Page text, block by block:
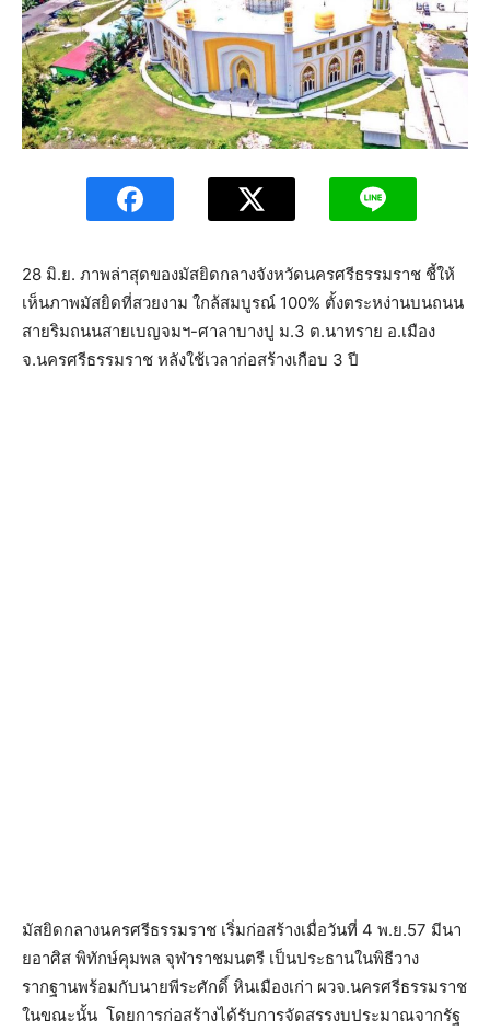
28 มิ.ย. ภาพล่าสุดของมัสยิดกลางจังหวัดนครศรีธรรมราช ชี้ให้
เห็นภาพมัสยิดที่สวยงาม ใกล้สมบูรณ์ 100% ตั้งตระหง่านบนถนน
สายริมถนนสายเบญจมฯ-ศาลาบางปู ม.3 ต.นาทราย อ.เมือง
จ.นครศรีธรรมราช หลังใช้เวลาก่อสร้างเกือบ 3 ปี
มัสยิดกลางนครศรีธรรมราช เริ่มก่อสร้างเมื่อวันที่ 4 พ.ย.57 มีนา
ยอาศิส พิทักษ์คุมพล จุฬาราชมนตรี เป็นประธานในพิธีวาง
รากฐานพร้อมกับนายพีระศักดิ์ หินเมืองเก่า ผวจ.นครศรีธรรมราช
ในขณะนั้น โดยการก่อสร้างได้รับการจัดสรรงบประมาณจากรัฐ